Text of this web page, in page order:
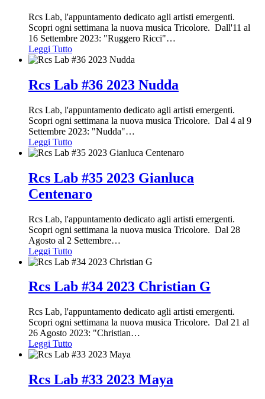
Rcs Lab, l'appuntamento dedicato agli artisti emergenti.
Scopri ogni settimana la nuova musica Tricolore. Dall'11 al
16 Settembre 2023: "Ruggero Ricci"…
Leggi Tutto
Rcs Lab #36 2023 Nudda
Rcs Lab, l'appuntamento dedicato agli artisti emergenti.
Scopri ogni settimana la nuova musica Tricolore. Dal 4 al 9
Settembre 2023: "Nudda"…
Leggi Tutto
Rcs Lab #35 2023 Gianluca
Centenaro
Rcs Lab, l'appuntamento dedicato agli artisti emergenti.
Scopri ogni settimana la nuova musica Tricolore. Dal 28
Agosto al 2 Settembre…
Leggi Tutto
Rcs Lab #34 2023 Christian G
Rcs Lab, l'appuntamento dedicato agli artisti emergenti.
Scopri ogni settimana la nuova musica Tricolore. Dal 21 al
26 Agosto 2023: "Christian…
Leggi Tutto
Rcs Lab #33 2023 Maya